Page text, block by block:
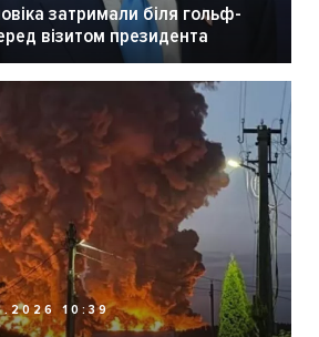
затримали біля гольф-
візитом президента
10:39